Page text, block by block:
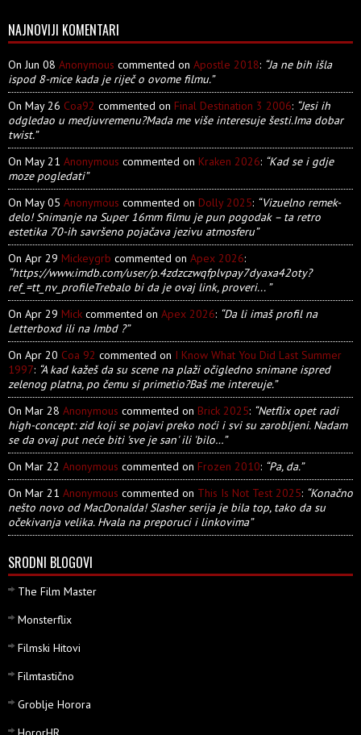
NAJNOVIJI KOMENTARI
On Jun 08 Anonymous commented on Apostle 2018: “Ja ne bih išla
ispod 8-mice kada je riječ o ovome filmu.”
On May 26 Coa92 commented on Final Destination 3 2006: “Jesi ih
odgledao u medjuvremenu?Mada me više interesuje šesti.Ima dobar
twist.”
On May 21 Anonymous commented on Kraken 2026: “Kad se i gdje
moze pogledati”
On May 05 Anonymous commented on Dolly 2025: “Vizuelno remek-
delo! Snimanje na Super 16mm filmu je pun pogodak – ta retro
estetika 70-ih savršeno pojačava jezivu atmosferu”
On Apr 29 Mickeygrb commented on Apex 2026:
“https://www.imdb.com/user/p.4zdzczwqfplvpay7dyaxa42oty?
ref_=tt_nv_profileTrebalo bi da je ovaj link, proveri... ”
On Apr 29 Mick commented on Apex 2026: “Da li imaš profil na
Letterboxd ili na Imbd ?”
On Apr 20 Coa 92 commented on I Know What You Did Last Summer
1997: “A kad kažeš da su scene na plaži očigledno snimane ispred
zelenog platna, po čemu si primetio?Baš me intereuje.”
On Mar 28 Anonymous commented on Brick 2025: “Netflix opet radi
high-concept: zid koji se pojavi preko noći i svi su zarobljeni. Nadam
se da ovaj put neće biti 'sve je san' ili 'bilo…”
On Mar 22 Anonymous commented on Frozen 2010: “Pa, da.”
On Mar 21 Anonymous commented on This Is Not Test 2025: “Konačno
nešto novo od MacDonalda! Slasher serija je bila top, tako da su
očekivanja velika. Hvala na preporuci i linkovima”
SRODNI BLOGOVI
The Film Master
Monsterflix
Filmski Hitovi
Filmtastično
Groblje Horora